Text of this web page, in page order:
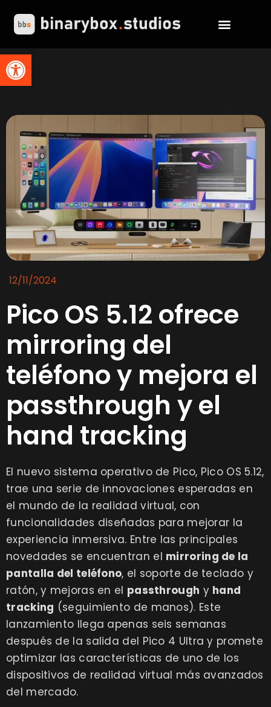
Abrir barra de herramientas
12/11/2024
Pico OS 5.12 ofrece
mirroring del
teléfono y mejora el
passthrough y el
hand tracking
El nuevo sistema operativo de Pico, Pico OS 5.12,
trae una serie de innovaciones esperadas en
el mundo de la realidad virtual, con
funcionalidades diseñadas para mejorar la
experiencia inmersiva. Entre las principales
novedades se encuentran el mirroring de la
pantalla del teléfono, el soporte de teclado y
ratón, y mejoras en el passthrough y hand
tracking (seguimiento de manos). Este
lanzamiento llega apenas seis semanas
después de la salida del Pico 4 Ultra y promete
optimizar las características de uno de los
dispositivos de realidad virtual más avanzados
del mercado.